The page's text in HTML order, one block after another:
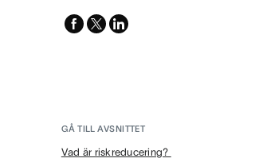
facebook
x-
linkedin
GÅ TILL AVSNITTET
Vad är riskreducering?